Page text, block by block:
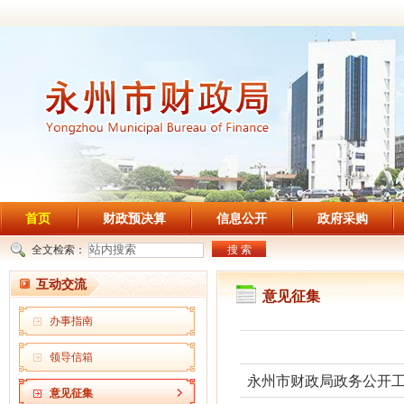
首页 财政预决算 信息公开 政府采购
搜 索
全文检索：
互动交流
办事指南
领导信箱
意见征集
意见征集